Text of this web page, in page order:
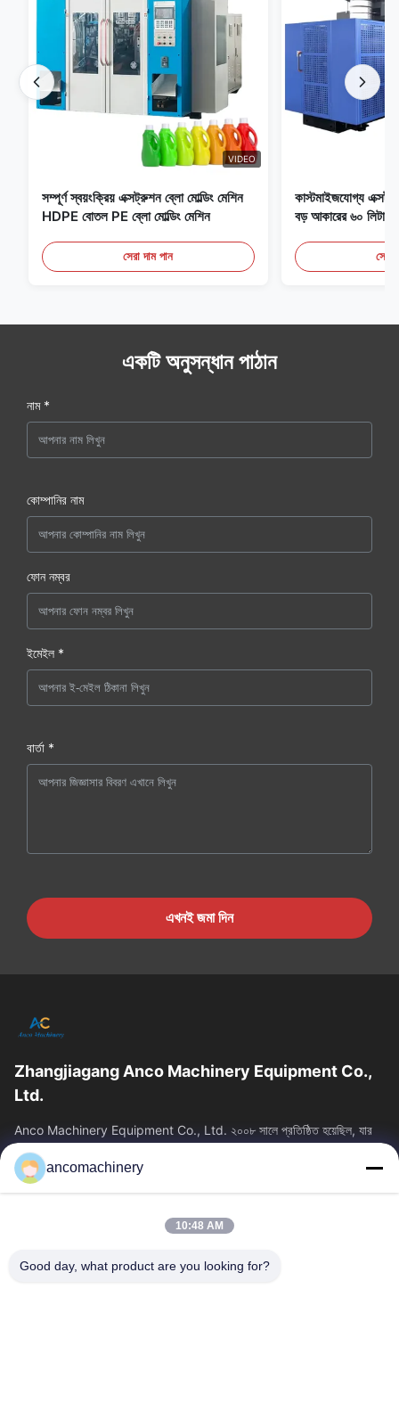
VIDEO
সম্পূর্ণ স্বয়ংক্রিয় এক্সট্রুশন ব্লো মোল্ডিং মেশিন
HDPE বোতল PE ব্লো মোল্ডিং মেশিন
সেরা দাম পান
কাস্টমাইজযোগ্য
বড় আকারের ৬০ লিটার
সেরা
একটি অনুসন্ধান পাঠান
নাম *
কোম্পানির নাম
ফোন নম্বর
ইমেইল *
বার্তা *
এখনই জমা দিন
Zhangjiagang Anco Machinery Equipment Co.,
Ltd.
Anco Machinery Equipment Co., Ltd. ২০০৮ সালে প্রতিষ্ঠিত হয়েছিল, যার
সদর দপ্তর চীনের জিয়াংসু প্রদেশের সুঝো সিটির ঝাংজিয়াগাং শহরে অবস্থিত। এটি...
গুরুত্বপূর্ণ সংযোগ
আমাদের সম্পর্কে
কারখানা ভ্রমণ
মান নিয়ন্ত্রণ
ancomachinery
10:48 AM
Good day, what product are you looking for?